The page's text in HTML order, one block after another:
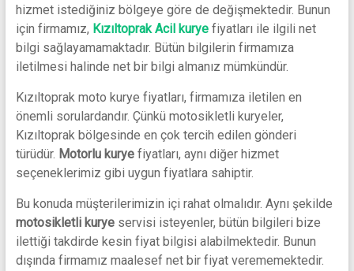
hizmet istediğiniz bölgeye göre de değişmektedir. Bunun
için firmamız, Kızıltoprak Acil kuryefiyatları ile ilgili net
bilgi sağlayamamaktadır. Bütün bilgilerin firmamıza
iletilmesi halinde net bir bilgi almanız mümkündür.
Kızıltoprak moto kurye fiyatları, firmamıza iletilen en
önemli sorulardandır. Çünkü motosikletli kuryeler,
Kızıltoprak bölgesinde en çok tercih edilen gönderi
türüdür. Motorlu kuryefiyatları, aynı diğer hizmet
seçeneklerimiz gibi uygun fiyatlara sahiptir.
Bu konuda müşterilerimizin içi rahat olmalıdır. Aynı şekilde
motosikletli kuryeservisi isteyenler, bütün bilgileri bize
ilettiği takdirde kesin fiyat bilgisi alabilmektedir. Bunun
dışında firmamız maalesef net bir fiyat verememektedir.